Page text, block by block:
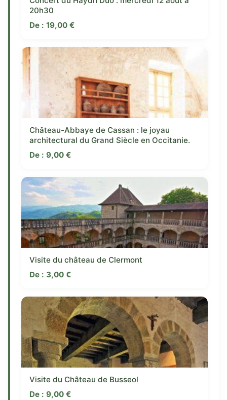
20h30
De : 19,00 €
Château-Abbaye de Cassan : le joyau
architectural du Grand Siècle en Occitanie.
De : 9,00 €
Visite du château de Clermont
De : 3,00 €
Visite du Château de Busseol
De : 9,00 €